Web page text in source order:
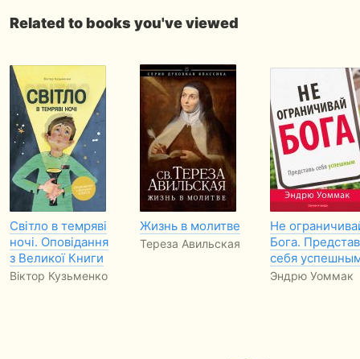
Related to books you've viewed
Світло в темряві
ночі. Оповідання
з Великої Книги
Віктор Кузьменко
Жизнь в молитве
Тереза Авильская
Не
Бога.
себя
Эндрю Уоммак